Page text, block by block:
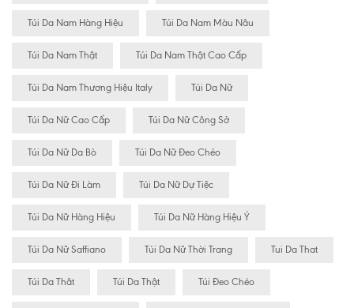
Túi Da Nam Hàng Hiệu Túi Da Nam Màu Nâu
Túi Da Nam Thật Túi Da Nam Thật Cao Cấp
Túi Da Nam Thương Hiệu Italy Túi Da Nữ
Túi Da Nữ Cao Cấp Túi Da Nữ Công Sở
Túi Da Nữ Da Bò Túi Da Nữ Đeo Chéo
Túi Da Nữ Đi Làm Túi Da Nữ Dự Tiệc
Túi Da Nữ Hàng Hiệu Túi Da Nữ Hàng Hiệu Ý
Túi Da Nữ Saffiano Túi Da Nữ Thời Trang Tui Da That
Túi Da Thât Túi Da Thật Túi Đeo Chéo